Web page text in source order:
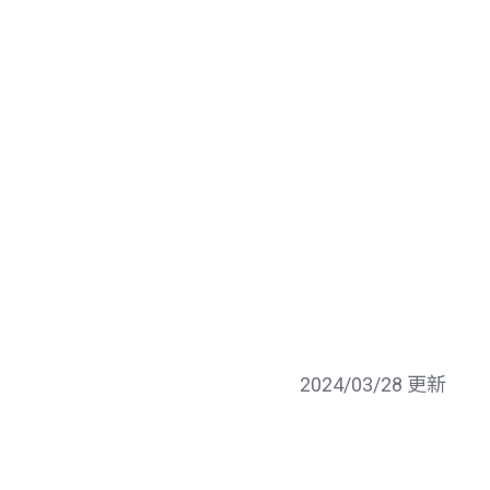
2024/03/28 更新